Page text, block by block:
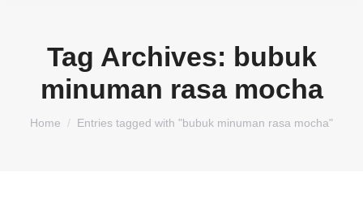
Tag Archives: bubuk
minuman rasa mocha
You are here:
Home Entries tagged with "bubuk minuman rasa mocha"